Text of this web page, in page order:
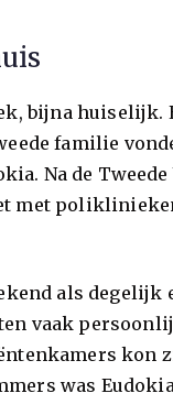
bijna huiselijk.
familie
Na de
met
als degelijk
vaak
kon
was